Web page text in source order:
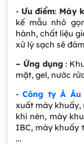
- Ưu điểm: Máy
kế mẫu nhỏ
hành, chất liệu
xử lý sạch sẽ
– Ứng dụng :
mặt, gel, nước
-Công ty Á Âu
xuất máy khuấy,
khí nén, máy
IBC, máy khuấy
...